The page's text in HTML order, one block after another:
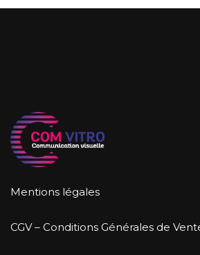
Mentions légales
CGV – Conditions Générales de